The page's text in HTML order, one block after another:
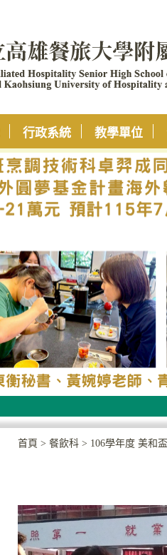
行政系統 教學單位
首頁 > 餐飲科 > 106學年度 美和